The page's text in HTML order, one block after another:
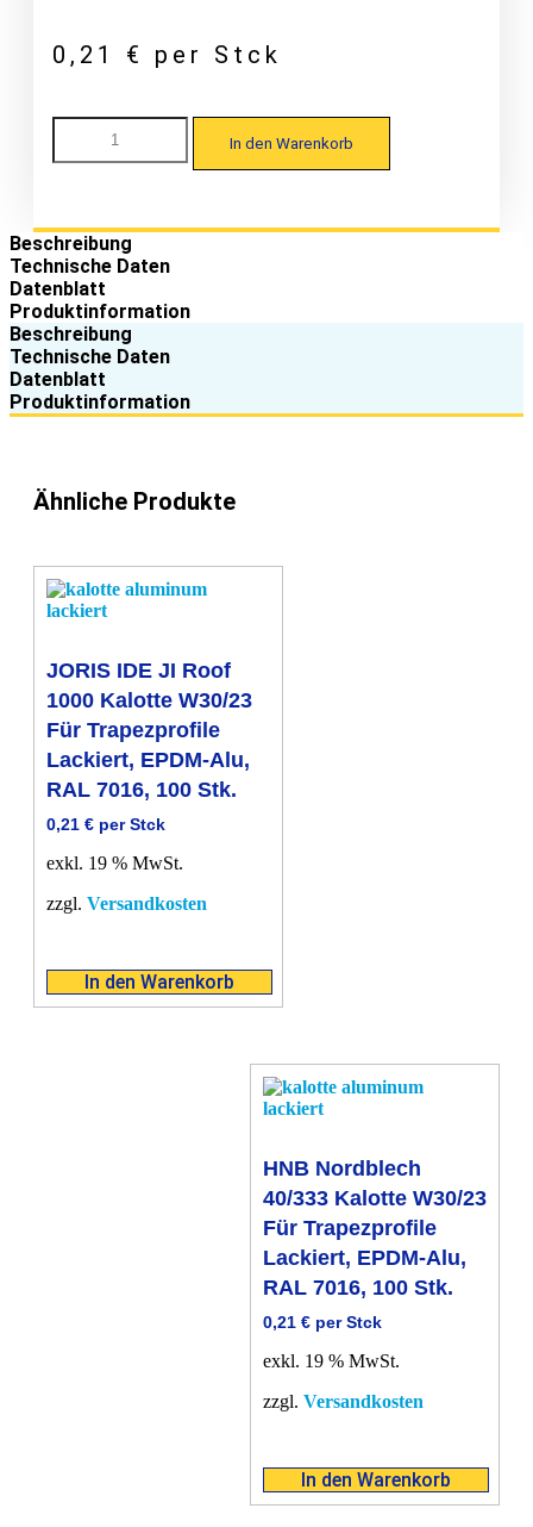
0,21 € per Stck
Nordblech
50/250
für
Trapezprofile
7,3
x
45,
EPDM-
Alu
lackiert
RAL
Menge
In den Warenkorb
Beschreibung
Technische Daten
Datenblatt
Produktinformation
Beschreibung
Technische Daten
Datenblatt
Produktinformation
Ähnliche Produkte
JORIS IDE JI Roof
1000 Kalotte W30/23
Für Trapezprofile
Lackiert, EPDM-Alu,
RAL 7016, 100 Stk.
0,21 € per Stck
exkl. 19 % MwSt.
zzgl. Versandkosten
In den Warenkorb
HNB Nordblech
40/333 Kalotte W30/23
Für Trapezprofile
Lackiert, EPDM-Alu,
RAL 7016, 100 Stk.
0,21 € per Stck
exkl. 19 % MwSt.
zzgl. Versandkosten
In den Warenkorb